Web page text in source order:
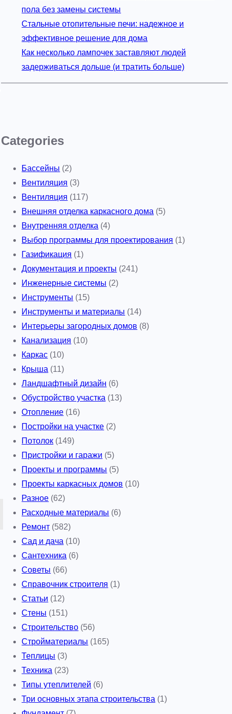
пола без замены системы
Стальные отопительные печи: надежное и
эффективное решение для дома
Как несколько лампочек заставляют людей
задерживаться дольше (и тратить больше)
Categories
Бассейны (2)
Вентиляция (3)
Вентиляция (117)
Внешняя отделка каркасного дома (5)
Внутренняя отделка (4)
Выбор программы для проектирования (1)
Газификация (1)
Документация и проекты (241)
Инженерные системы (2)
Инструменты (15)
Инструменты и материалы (14)
Интерьеры загородных домов (8)
Канализация (10)
Каркас (10)
Крыша (11)
Ландшафтный дизайн (6)
Обустройство участка (13)
Отопление (16)
Постройки на участке (2)
Потолок (149)
Пристройки и гаражи (5)
Проекты и программы (5)
Проекты каркасных домов (10)
Разное (62)
Расходные материалы (6)
Ремонт (582)
Сад и дача (10)
Сантехника (6)
Советы (66)
Справочник строителя (1)
Статьи (12)
Стены (151)
Строительство (56)
Стройматериалы (165)
Теплицы (3)
Техника (23)
Типы утеплителей (6)
Три основных этапа строительства (1)